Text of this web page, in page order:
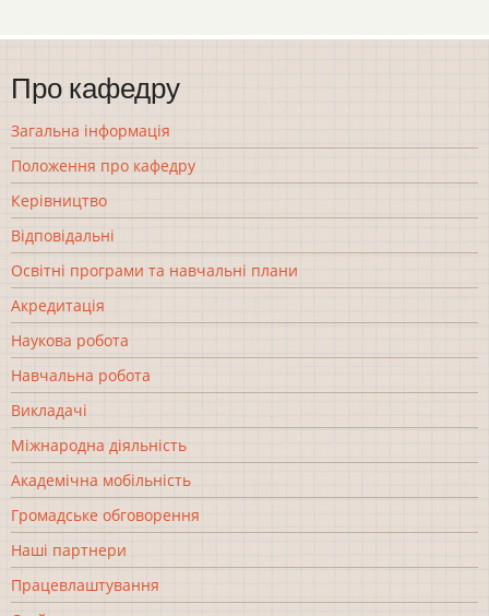
Про кафедру
Загальна інформація
Положення про кафедру
Керівництво
Відповідальні
Освітні програми та навчальні плани
Акредитація
Наукова робота
Навчальна робота
Викладачі
Міжнародна діяльність
Академічна мобільність
Громадське обговорення
Наші партнери
Працевлаштування